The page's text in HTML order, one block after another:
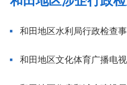
和田地区水利局行政检查
和田地区文化体育广播电